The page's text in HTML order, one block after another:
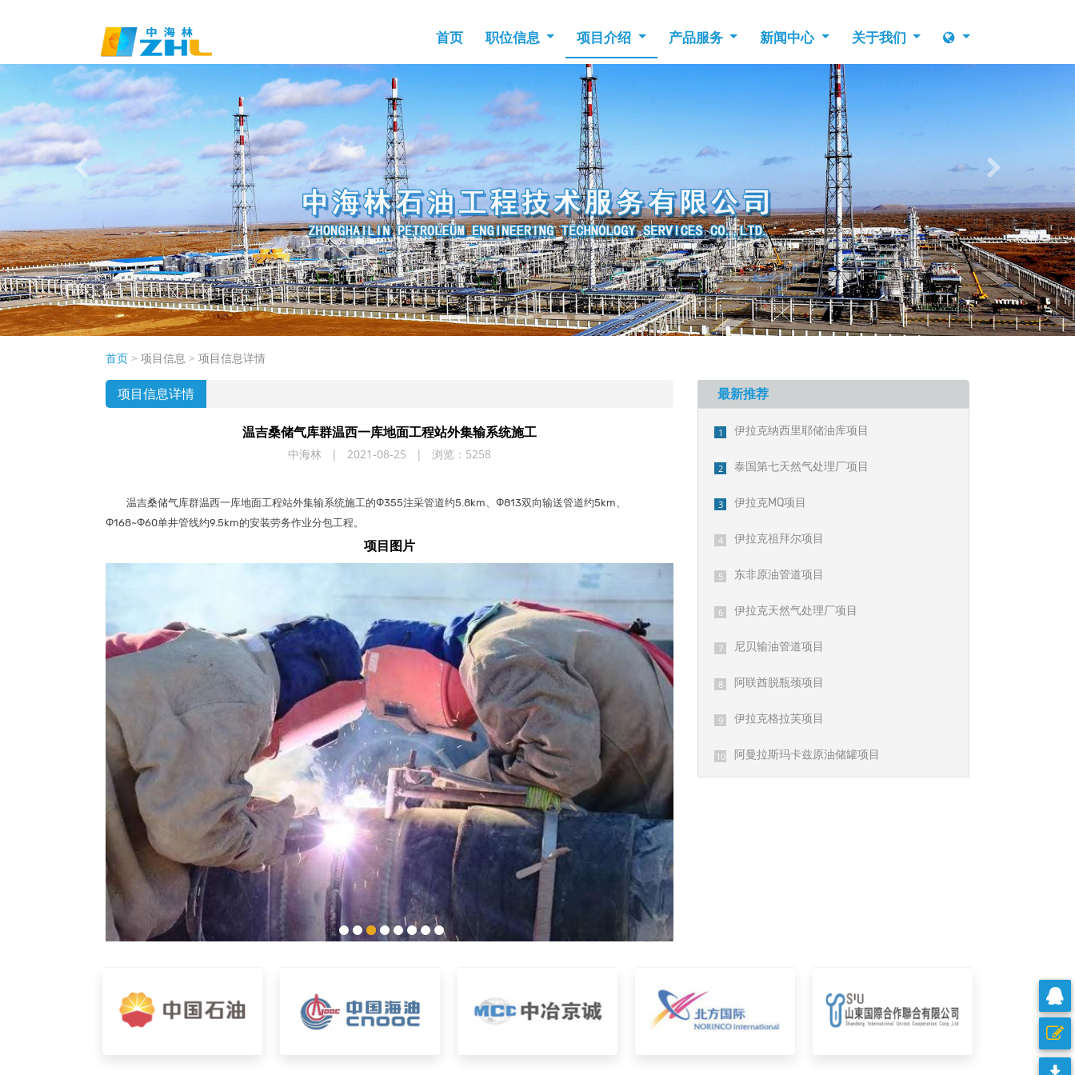
首页 职位信息 项目介绍 产品服务 新闻中心 关于我们
首页 > 项目信息 > 项目信息详情
项目信息详情
温吉桑储气库群温西一库地面工程站外集输系统施工
中海林 | 2021-08-25 | 浏览：5258
温吉桑储气库群温西一库地面工程站外集输系统施工的Φ355注采管道约5.8km、Φ813双向输送管道约5km、
Φ168~Φ60单井管线约9.5km的安装劳务作业分包工程。
项目图片
最新推荐
1 伊拉克纳西里耶储油库项目
2 泰国第七天然气处理厂项目
3 伊拉克MQ项目
4 伊拉克祖拜尔项目
5 东非原油管道项目
6 伊拉克天然气处理厂项目
7 尼贝输油管道项目
8 阿联酋脱瓶颈项目
9 伊拉克格拉芙项目
10 阿曼拉斯玛卡兹原油储罐项目